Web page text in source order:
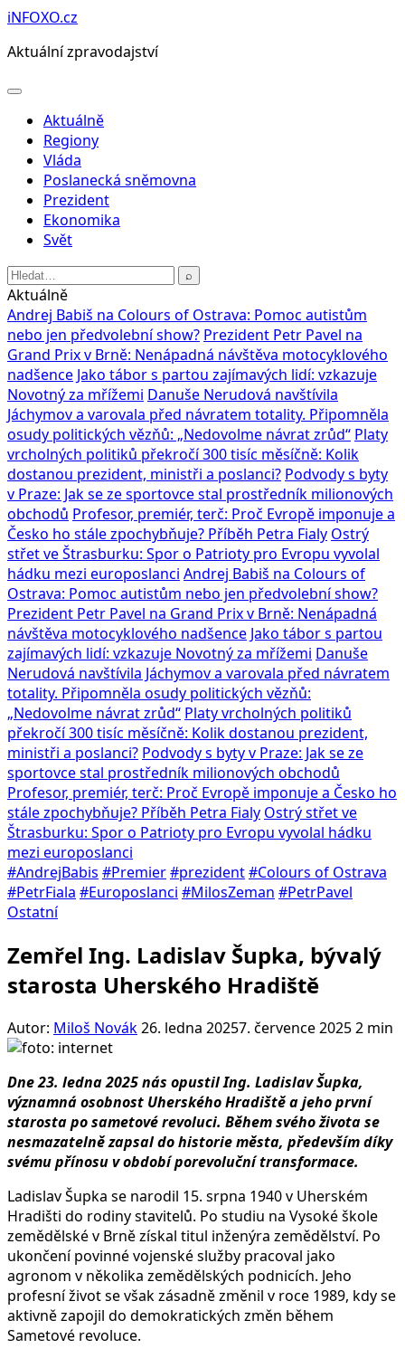
Přeskočit
obsah
iNFOXO.cz
Aktuální zpravodajství
Otevřít
Aktuálně
Regiony
Vláda
Poslanecká sněmovna
Prezident
Ekonomika
Svět
Hledat:
⌕
Aktuálně
Andrej Babiš na Colours of Ostrava: Pomoc autistům
nebo jen předvolební show? Prezident Petr Pavel na
Grand Prix v Brně: Nenápadná návštěva motocyklového
nadšence Jako tábor s partou zajímavých lidí: vzkazuje
Novotný za mřížemi Danuše Nerudová navštívila
Jáchymov a varovala před návratem totality. Připomněla
osudy politických vězňů: „Nedovolme návrat zrůd“ Platy
vrcholných politiků překročí 300 tisíc měsíčně: Kolik
dostanou prezident, ministři a poslanci? Podvody s byty
v Praze: Jak se ze sportovce stal prostředník milionových
obchodů Profesor, premiér, terč: Proč Evropě imponuje a
Česko ho stále zpochybňuje? Příběh Petra Fialy Ostrý
střet ve Štrasburku: Spor o Patrioty pro Evropu vyvolal
hádku mezi europoslanci Andrej Babiš na Colours of
Ostrava: Pomoc autistům nebo jen předvolební show?
Prezident Petr Pavel na Grand Prix v Brně: Nenápadná
návštěva motocyklového nadšence Jako tábor s partou
zajímavých lidí: vzkazuje Novotný za mřížemi Danuše
Nerudová navštívila Jáchymov a varovala před návratem
totality. Připomněla osudy politických vězňů:
„Nedovolme návrat zrůd“ Platy vrcholných politiků
překročí 300 tisíc měsíčně: Kolik dostanou prezident,
ministři a poslanci? Podvody s byty v Praze: Jak se ze
sportovce stal prostředník milionových obchodů
Profesor, premiér, terč: Proč Evropě imponuje a Česko ho
stále zpochybňuje? Příběh Petra Fialy Ostrý střet ve
Štrasburku: Spor o Patrioty pro Evropu vyvolal hádku
mezi europoslanci
#AndrejBabis #Premier#prezident#Colours of Ostrava
#PetrFiala #Europoslanci #MilosZeman #PetrPavel
Ostatní
Zemřel Ing. Ladislav Šupka, bývalý
starosta Uherského Hradiště
Autor: Miloš Novák26. ledna 20257. července 20252 min
Dne 23. ledna 2025 nás opustil Ing. Ladislav Šupka,
významná osobnost Uherského Hradiště a jeho první
starosta po sametové revoluci. Během svého života se
nesmazatelně zapsal do historie města, především díky
svému přínosu v období porevoluční transformace.
Ladislav Šupka se narodil 15. srpna 1940 v Uherském
Hradišti do rodiny stavitelů. Po studiu na Vysoké škole
zemědělské v Brně získal titul inženýra zemědělství. Po
ukončení povinné vojenské služby pracoval jako
agronom v několika zemědělských podnicích. Jeho
profesní život se však zásadně změnil v roce 1989, kdy se
aktivně zapojil do demokratických změn během
Sametové revoluce.